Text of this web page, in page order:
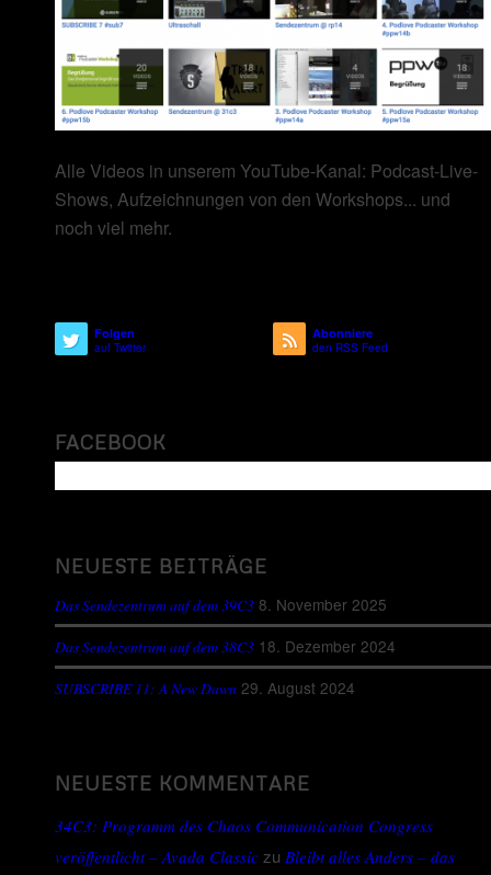
Alle Videos in unserem YouTube-Kanal: Podcast-Live-
Shows, Aufzeichnungen von den Workshops... und
noch viel mehr.
Folgen
auf Twitter
Abonniere
den RSS Feed
FACEBOOK
NEUESTE BEITRÄGE
Das Sendezentrum auf dem 39C3 8. November 2025
Das Sendezentrum auf dem 38C3 18. Dezember 2024
SUBSCRIBE 11: A New Dawn 29. August 2024
NEUESTE KOMMENTARE
34C3: Programm des Chaos Communication Congress
veröffentlicht – Avada Classic zu Bleibt alles Anders – das